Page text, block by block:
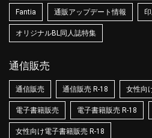
Fantia 通販アップデート情報
オリジナルBL同人誌特集
通信販売
通信販売 通信販売 R-18 女性向
電子書籍販売 電子書籍販売 R-18
女性向け電子書籍販売 R-18